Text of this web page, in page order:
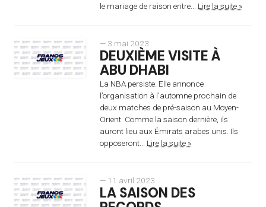
le mariage de raison entre... Lire la suite »
— 3 mai 2023
DEUXIÈME VISITE À
ABU DHABI
La NBA persiste. Elle annonce
l’organisation à l’automne prochain de
deux matches de pré-saison au Moyen-
Orient. Comme la saison dernière, ils
auront lieu aux Émirats arabes unis. Ils
opposeront... Lire la suite »
— 11 avril 2023
LA SAISON DES